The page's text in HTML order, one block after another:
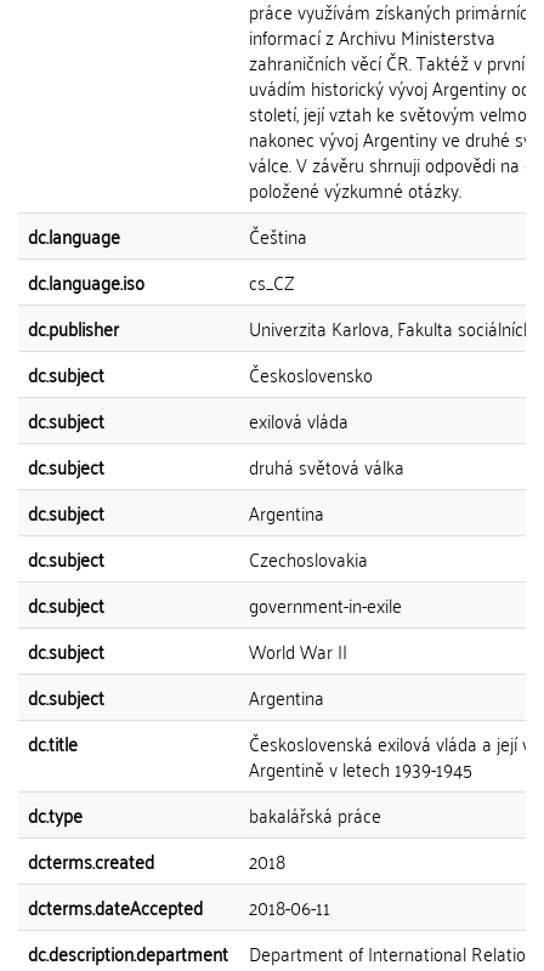
práce využívám získaných primárních
informací z Archivu Ministerstva
zahraničních věcí ČR. Taktéž v první
uvádím historický vývoj Argentiny od
století, její vztah ke světovým
nakonec vývoj Argentiny ve druhé
válce. V závěru shrnuji odpovědi na
položené výzkumné otázky.
dc.language
Čeština
dc.language.iso
cs_CZ
dc.publisher
Univerzita Karlova, Fakulta sociálních
dc.subject
Československo
dc.subject
exilová vláda
dc.subject
druhá světová válka
dc.subject
Argentina
dc.subject
Czechoslovakia
dc.subject
government-in-exile
dc.subject
World War II
dc.subject
Argentina
dc.title
Československá exilová vláda a její
Argentině v letech 1939-1945
dc.type
bakalářská práce
dcterms.created
2018
dcterms.dateAccepted
2018-06-11
dc.description.department
Department of International Relations